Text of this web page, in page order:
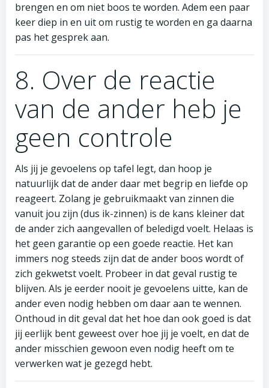
brengen en om niet boos te worden. Adem een paar
keer diep in en uit om rustig te worden en ga daarna
pas het gesprek aan.
8. Over de reactie
van de ander heb je
geen controle
Als jij je gevoelens op tafel legt, dan hoop je
natuurlijk dat de ander daar met begrip en liefde op
reageert. Zolang je gebruikmaakt van zinnen die
vanuit jou zijn (dus ik-zinnen) is de kans kleiner dat
de ander zich aangevallen of beledigd voelt. Helaas is
het geen garantie op een goede reactie. Het kan
immers nog steeds zijn dat de ander boos wordt of
zich gekwetst voelt. Probeer in dat geval rustig te
blijven. Als je eerder nooit je gevoelens uitte, kan de
ander even nodig hebben om daar aan te wennen.
Onthoud in dit geval dat het hoe dan ook goed is dat
jij eerlijk bent geweest over hoe jij je voelt, en dat de
ander misschien gewoon even nodig heeft om te
verwerken wat je gezegd hebt.